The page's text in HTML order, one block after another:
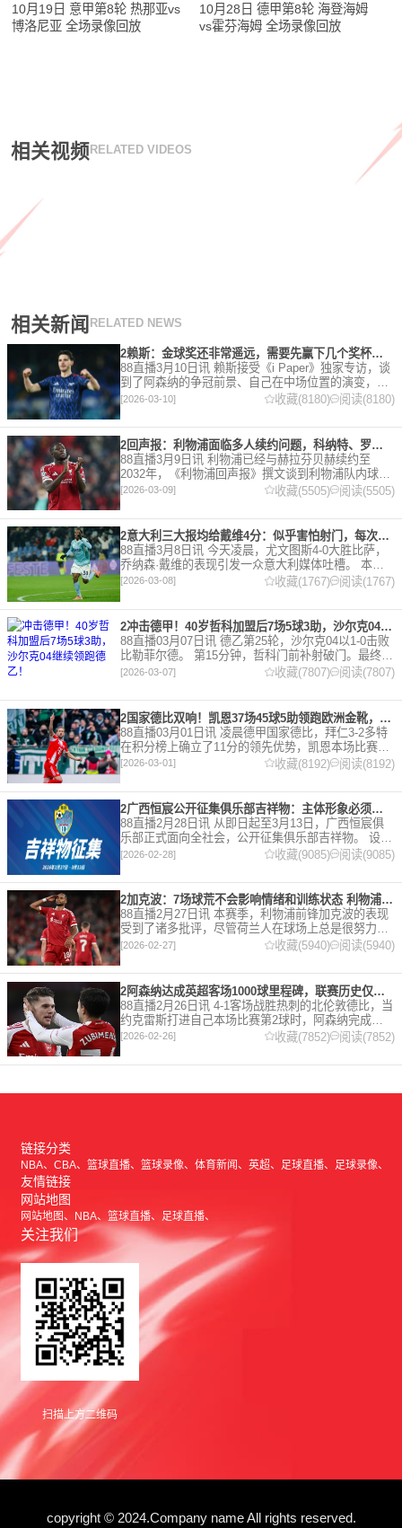
10月19日 意甲第8轮 热那亚vs
博洛尼亚 全场录像回放
10月28日 德甲第8轮 海登海姆
vs霍芬海姆 全场录像回放
相关视频 RELATED VIDEOS
相关新闻 RELATED NEWS
2赖斯：金球奖还非常遥远，需要先赢下几个奖杯，专注当下好好踢球
88直播3月10日讯 赖斯接受《i Paper》独家专访，谈
到了阿森纳的争冠前景、自己在中场位置的演变，以
及对自己被提名金球奖的看法。 任意球 赖斯：“我们
有一项非常擅长的技能——这背后付出了巨大努力
[2026-03-10] 收藏(8180) 阅读(8180)
2回声报：利物浦面临多人续约问题，科纳特、罗伯逊合同今夏到期
88直播3月9日讯 利物浦已经与赫拉芬贝赫续约至
2032年，《利物浦回声报》撰文谈到利物浦队内球员
的合同情况，文章表示，利物浦多位球员面临合同问
题。 对于利物浦来说，科纳特的合同将在本赛季末到
期，俱乐
[2026-03-09] 收藏(5505) 阅读(5505)
2意大利三大报均给戴维4分：似乎害怕射门，每次触球球迷都叹息
88直播3月8日讯 今天凌晨，尤文图斯4-0大胜比萨，
乔纳森·戴维的表现引发一众意大利媒体吐槽。 本场
比赛，戴维半场就被换下，赛后，《米兰体育报》、
《罗马体育报》和《都灵体育报》三大报都给戴维打
出4分
[2026-03-08] 收藏(1767) 阅读(1767)
2冲击德甲！40岁哲科加盟后7场5球3助，沙尔克04继续领跑德乙！
88直播03月07日讯 德乙第25轮，沙尔克04以1-0击败
比勒菲尔德。 第15分钟，哲科门前补射破门。最终凭
借哲科的进球沙尔克04成功拿到3分，继续领跑德
[2026-03-07] 收藏(7807) 阅读(7807)
2国家德比双响！凯恩37场45球5助领跑欧洲金靴，32岁保持赛季全勤
88直播03月01日讯 凌晨德甲国家德比，拜仁3-2多特
在积分榜上确立了11分的领先优势，凯恩本场比赛上
演双响。 本赛季32岁的凯恩仍然保持着超高的效率，
在到目前为止保持全勤，出战37场比赛，狂轰45
[2026-03-01] 收藏(8192) 阅读(8192)
2广西恒宸公开征集俱乐部吉祥物：主体形象必须为龙
88直播2月28日讯 从即日起至3月13日，广西恒宸俱
乐部正式面向全社会，公开征集俱乐部吉祥物。 设计
要求 1. 主体形象：必须为龙。龙，是中华民族的精神
[2026-02-28] 收藏(9085) 阅读(9085)
2加克波：7场球荒不会影响情绪和训练状态 利物浦如今已不容有失
88直播2月27日讯 本赛季，利物浦前锋加克波的表现
受到了诸多批评，尽管荷兰人在球场上总是很努力。
在接受天空体育采访时，他谈论了诸多话题。 关于球
队对赛季目前情况的看法 这是一个很好的问题。这个
赛季并
[2026-02-27] 收藏(5940) 阅读(5940)
2阿森纳达成英超客场1000球里程碑，联赛历史仅次于曼联的1063球
88直播2月26日讯 4-1客场战胜热刺的北伦敦德比，当
约克雷斯打进自己本场比赛第2球时，阿森纳完成了
一项了不起的成就，枪手成为英超历史第2支在客场
打进1000球的球队，仅次于曼联的1063球。阿森纳
[2026-02-26] 收藏(7852) 阅读(7852)
链接分类
NBA CBA 篮球直播 篮球录像 体育新闻 英超 足球直播 足球录像
友情链接
网站地图
网站地图 NBA 篮球直播 足球直播
关注我们
扫描上方二维码
copyright © 2024.Company name All rights reserved.